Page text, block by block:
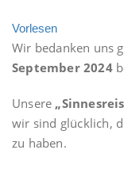
Vorlesen
Wir bedanken uns
September 2024
Unsere
wir sind glücklich,
zu haben.